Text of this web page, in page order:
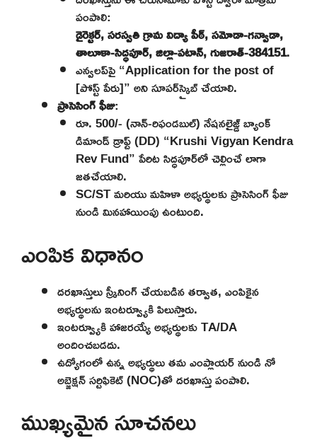
పంపాలి:
డైరెక్టర్, సరస్వతి గ్రామ విద్యా పీఠ్, సమోడా-గన్వాడా,
తాలూకా-సిద్ధపూర్, జిల్లా-పటాన్, గుజరాత్-384151.
ఎన్వలప్‌పై “Application for the post of
[పోస్ట్ పేరు]” అని సూపర్‌స్క్రైబ్ చేయాలి.
ప్రాసెసింగ్ ఫీజు:
రూ. 500/- (నాన్-రిఫండబుల్) నేషనలైజ్డ్ బ్యాంక్
డిమాండ్ డ్రాఫ్ట్ (DD) “Krushi Vigyan Kendra
Rev Fund” పేరిట సిద్ధపూర్‌లో చెల్లించే లాగా
జతచేయాలి.
SC/ST మరియు మహిళా అభ్యర్థులకు ప్రాసెసింగ్ ఫీజు
నుండి మినహాయింపు ఉంటుంది.
ఎంపిక విధానం
దరఖాస్తులు స్క్రీనింగ్ చేయబడిన తర్వాత, ఎంపికైన
అభ్యర్థులను ఇంటర్వ్యూకి పిలుస్తారు.
ఇంటర్వ్యూకి హాజరయ్యే అభ్యర్థులకు TA/DA
అందించబడదు.
ఉద్యోగంలో ఉన్న అభ్యర్థులు తమ ఎంప్లాయర్ నుండి నో
అబ్జెక్షన్ సర్టిఫికెట్ (NOC)తో దరఖాస్తు పంపాలి.
ముఖ్యమైన సూచనలు